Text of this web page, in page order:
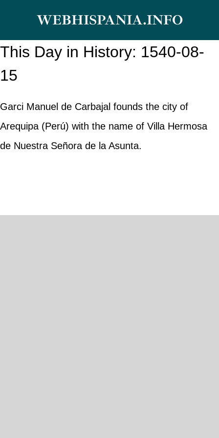
content
WEBHISPANIA.INFO
This Day in History: 1540-08-
15
Garci Manuel de Carbajal founds the city of
Arequipa (Perú) with the name of Villa Hermosa
de Nuestra Señora de la Asunta.